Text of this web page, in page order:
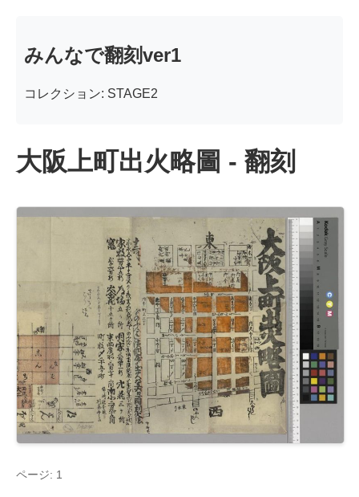
みんなで翻刻ver1
コレクション: STAGE2
大阪上町出火略圖 - 翻刻
ページ: 1